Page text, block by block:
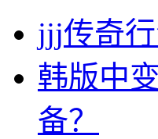
jjj传奇
韩版中
备？